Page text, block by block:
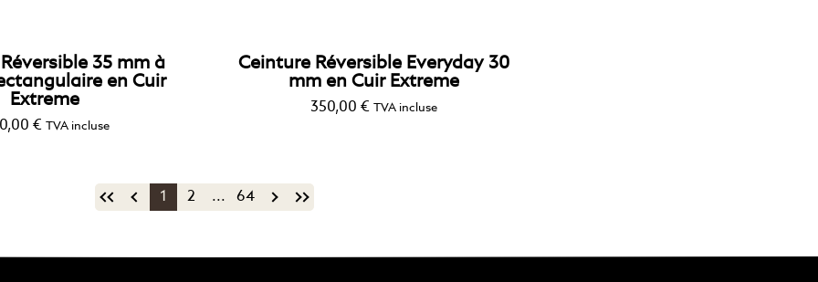
35 mm à
en Cuir
Extreme
€ TVA incluse
Ceinture Réversible Everyday 30
mm en Cuir Extreme
350,00 € TVA incluse
1 2 ... 64